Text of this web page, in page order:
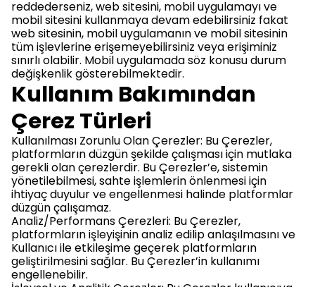
reddederseniz, web sitesini, mobil uygulamayı ve
mobil sitesini kullanmaya devam edebilirsiniz fakat
web sitesinin, mobil uygulamanın ve mobil sitesinin
tüm işlevlerine erişemeyebilirsiniz veya erişiminiz
sınırlı olabilir. Mobil uygulamada söz konusu durum
değişkenlik gösterebilmektedir.
Kullanım Bakımından
Çerez Türleri
Kullanılması Zorunlu Olan Çerezler: Bu Çerezler,
platformların düzgün şekilde çalışması için mutlaka
gerekli olan çerezlerdir. Bu Çerezler’e, sistemin
yönetilebilmesi, sahte işlemlerin önlenmesi için
ihtiyaç duyulur ve engellenmesi halinde platformlar
düzgün çalışamaz.
Analiz/Performans Çerezleri: Bu Çerezler,
platformların işleyişinin analiz edilip anlaşılmasını ve
Kullanıcı ile etkileşime geçerek platformların
geliştirilmesini sağlar. Bu Çerezler’in kullanımı
engellenebilir.